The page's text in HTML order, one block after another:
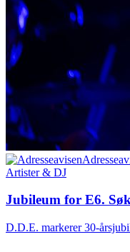
Artister & DJ
Jubileum for E6.
D.D.E. markerer 30-